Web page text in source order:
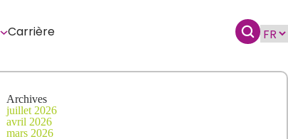
Carrière
Archives
juillet 2026
avril 2026
mars 2026